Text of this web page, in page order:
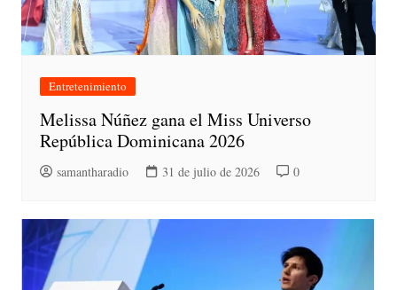
Entretenimiento
Melissa Núñez gana el Miss Universo
República Dominicana 2026
samantharadio 31 de julio de 2026 0